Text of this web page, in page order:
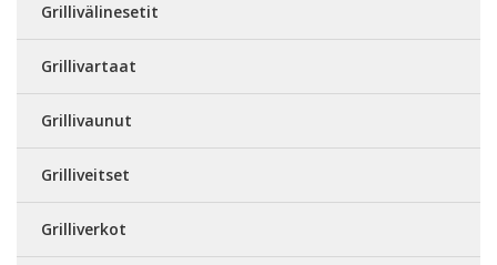
Grillivälinesetit
Grillivartaat
Grillivaunut
Grilliveitset
Grilliverkot